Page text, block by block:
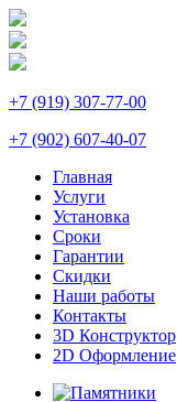
+7 (919) 307-77-00
+7 (902) 607-40-07
Главная
Услуги
Установка
Сроки
Гарантии
Скидки
Наши работы
Контакты
3D Конструктор
2D Оформление